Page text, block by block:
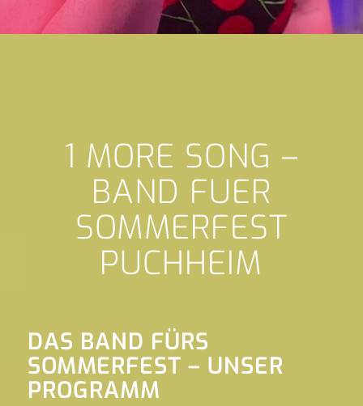
1 MORE SONG –
BAND FUER
SOMMERFEST
PUCHHEIM
DAS BAND FÜRS
SOMMERFEST – UNSER
PROGRAMM